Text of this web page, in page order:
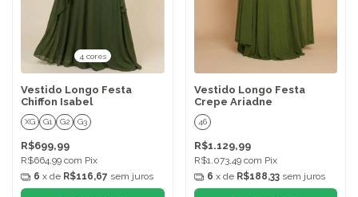
4 cores
Vestido Longo Festa
Chiffon Isabel
XG G1 G2 G3
R$699,99
R$664,99 com Pix
6 x de R$116,67 sem juros
Vestido Longo Festa
Crepe Ariadne
46
R$1.129,99
R$1.073,49 com Pix
6 x de R$188,33 sem juros